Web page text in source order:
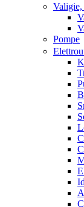
Valigie,
Pompe